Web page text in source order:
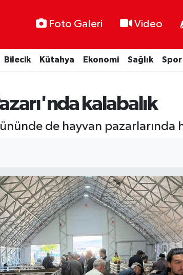
Foto Galeri Video
Bilecik Kütahya Ekonomi Sağlık Spor
kalabalık
de hayvan